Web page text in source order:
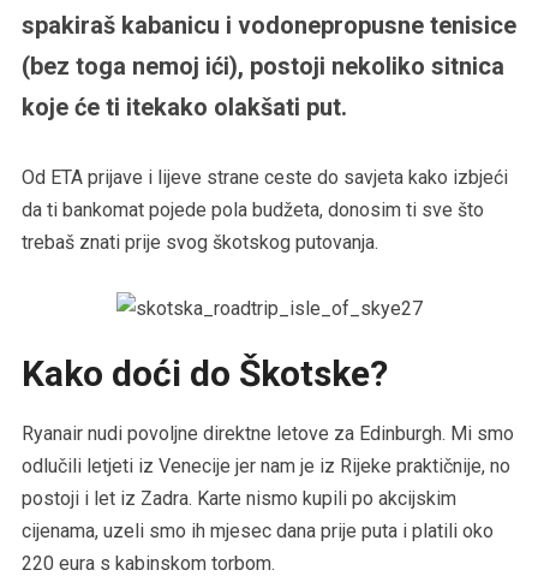
spakiraš kabanicu i vodonepropusne tenisice
(bez toga nemoj ići), postoji nekoliko sitnica
koje će ti itekako olakšati put.
Od ETA prijave i lijeve strane ceste do savjeta kako izbjeći
da ti bankomat pojede pola budžeta, donosim ti sve što
trebaš znati prije svog škotskog putovanja.
Kako doći do Škotske?
Ryanair nudi povoljne direktne letove za Edinburgh. Mi smo
odlučili letjeti iz Venecije jer nam je iz Rijeke praktičnije, no
postoji i let iz Zadra. Karte nismo kupili po akcijskim
cijenama, uzeli smo ih mjesec dana prije puta i platili oko
220 eura s kabinskom torbom.